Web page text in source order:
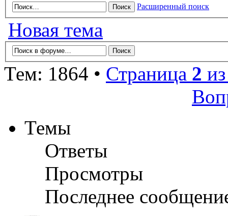
Расширенный поиск
Новая тема
Тем: 1864 • Страница 2
Темы
Ответы
Просмотры
Последнее